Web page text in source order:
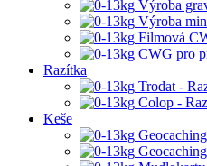
Výroba
Výroba
Filmová
CWG pro
Razítka
Trodat -
Colop -
Keše